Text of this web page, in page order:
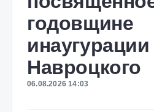
годовщине
Навроцкого
06.08.2026 14:03